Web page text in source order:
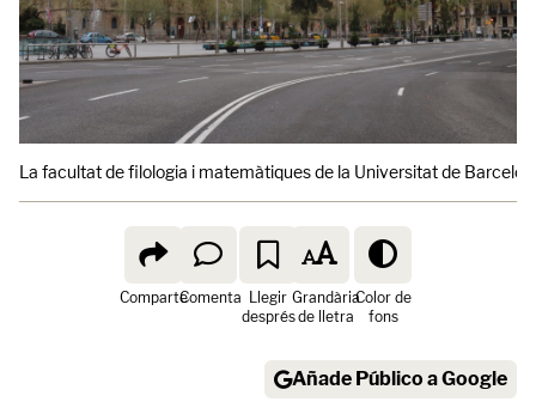
La facultat de filologia i matemàtiques de la Universitat de
ComparteComenta Llegir
després
Grandària
de lletra
Color de
fons
Añade Público a Google